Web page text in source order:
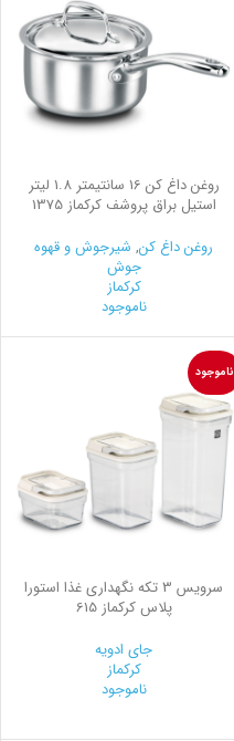
روغن داغ كن 16 سانتیمتر 1.8 لیتر
استیل براق پروشف کرکماز 1375
روغن داغ کن, شیرجوش و قهوه
جوش
کرکماز
ناموجود
ناموجود
سرويس 3 تكه نگهداری غذا استورا
پلاس کرکماز 615
جای ادویه
کرکماز
ناموجود